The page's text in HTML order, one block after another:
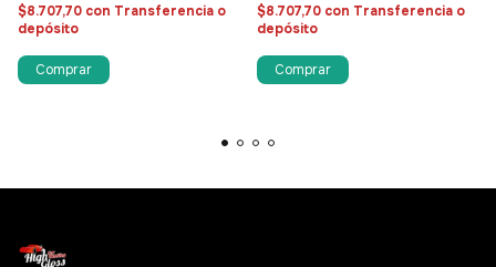
$8.707,70 con Transferencia o
depósito
$8.707,70 con Transferencia o
depósito